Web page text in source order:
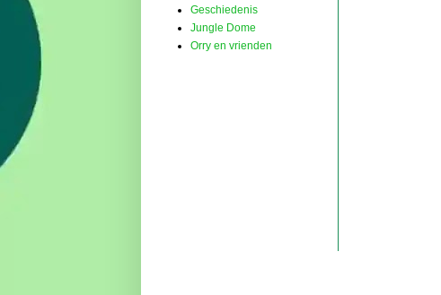
Geschiedenis
Jungle Dome
Orry en vrienden